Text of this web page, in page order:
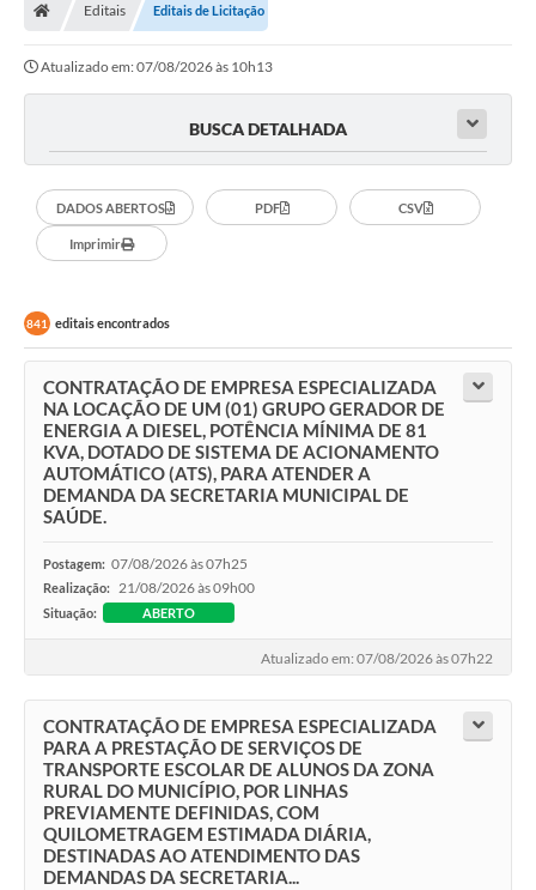
Editais Editais de Licitação
Atualizado em: 07/08/2026 às 10h13
BUSCA DETALHADA
DADOS ABERTOS PDF CSV
Imprimir
841 editais encontrados
CONTRATAÇÃO DE EMPRESA ESPECIALIZADA
NA LOCAÇÃO DE UM (01) GRUPO GERADOR DE
ENERGIA A DIESEL, POTÊNCIA MÍNIMA DE 81
KVA, DOTADO DE SISTEMA DE ACIONAMENTO
AUTOMÁTICO (ATS), PARA ATENDER A
DEMANDA DA SECRETARIA MUNICIPAL DE
SAÚDE.
Postagem: 07/08/2026 às 07h25
Realização: 21/08/2026 às 09h00
Situação: ABERTO
Atualizado em: 07/08/2026 às 07h22
CONTRATAÇÃO DE EMPRESA ESPECIALIZADA
PARA A PRESTAÇÃO DE SERVIÇOS DE
TRANSPORTE ESCOLAR DE ALUNOS DA ZONA
RURAL DO MUNICÍPIO, POR LINHAS
PREVIAMENTE DEFINIDAS, COM
QUILOMETRAGEM ESTIMADA DIÁRIA,
DESTINADAS AO ATENDIMENTO DAS
DEMANDAS DA SECRETARIA...